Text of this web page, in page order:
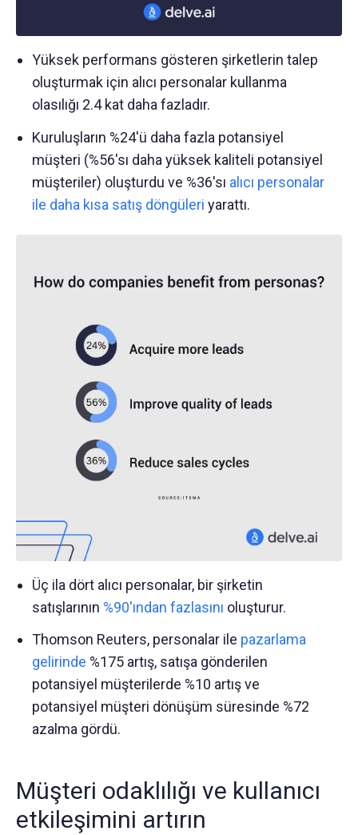
Yüksek performans gösteren şirketlerin talep
oluşturmak için alıcı personalar kullanma
olasılığı 2.4 kat daha fazladır.
Kuruluşların %24'ü daha fazla potansiyel
müşteri (%56'sı daha yüksek kaliteli potansiyel
müşteriler) oluşturdu ve %36'sı alıcı personalar
ile daha kısa satış döngüleri yarattı.
Üç ila dört alıcı personalar, bir şirketin
satışlarının %90'ından fazlasını oluşturur.
Thomson Reuters, personalar ile pazarlama
gelirinde %175 artış, satışa gönderilen
potansiyel müşterilerde %10 artış ve
potansiyel müşteri dönüşüm süresinde %72
azalma gördü.
Müşteri odaklılığı ve kullanıcı
etkileşimini artırın